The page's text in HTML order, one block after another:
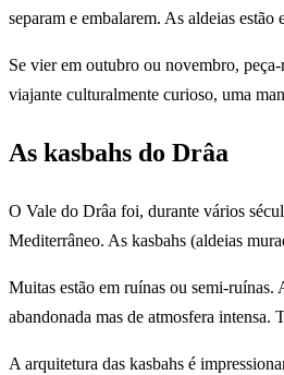
separam e embalarem. As aldeias estão
Se vier em outubro ou novembro,
viajante culturalmente curioso, uma
As kasbahs do Drâa
O Vale do Drâa foi, durante vários
Mediterrâneo. As kasbahs (aldeias
Muitas estão em ruínas ou semi-ruínas.
abandonada mas de atmosfera
A arquitetura das kasbahs é